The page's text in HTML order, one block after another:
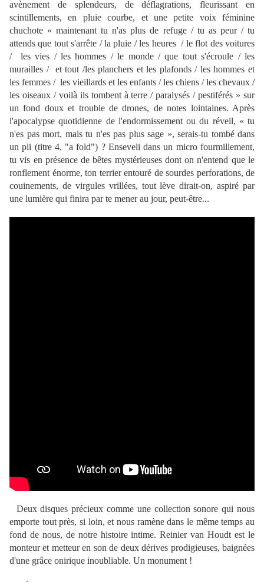
avènement de splendeurs, de déflagrations, fleurissant en
scintillements, en pluie courbe, et une petite voix féminine
chuchote « maintenant tu n'as plus de refuge / tu as peur / tu
attends que tout s'arrête / la pluie / les heures / le flot des voitures
/ les vies / les hommes / le monde / que tout s'écroule / les
murailles / et tout /les planchers et les plafonds / les hommes et
les femmes / les vieillards et les enfants / les chiens / les chevaux /
les oiseaux / voilà ils tombent à terre / paralysés / pestiférés » sur
un fond doux et trouble de drones, de notes lointaines. Après
l'apocalypse quotidienne de l'endormissement ou du réveil, « tu
n'es pas mort, mais tu n'es pas plus sage », serais-tu tombé dans
un pli (titre 4, "a fold") ? Enseveli dans un micro fourmillement,
tu vis en présence de bêtes mystérieuses dont on n'entend que le
ronflement énorme, ton terrier entouré de sourdes perforations, de
couinements, de virgules vrillées, tout lève dirait-on, aspiré par
une lumière qui finira par te mener au jour, peut-être...
Deux disques précieux comme une collection sonore qui nous
emporte tout près, si loin, et nous ramène dans le même temps au
fond de nous, de notre histoire intime. Reinier van Houdt est le
monteur et metteur en son de deux dérives prodigieuses, baignées
d'une grâce onirique inoubliable. Un monument !